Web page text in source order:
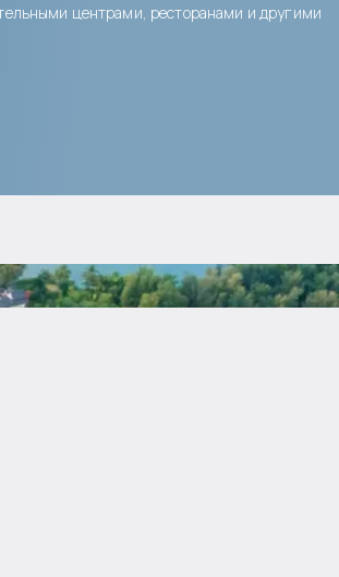
центрами, ресторанами и другими